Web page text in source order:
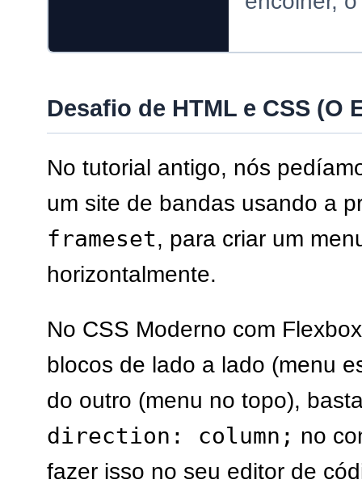
Desafio de HTML e CSS (O
No tutorial antigo, nós
um site de bandas usando a
frameset, para criar um
horizontalmente.
No CSS Moderno com
blocos de lado a lado (menu
do outro (menu no topo),
direction: column; no
fazer isso no seu editor de